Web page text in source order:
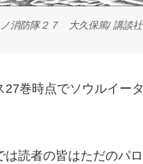
消防隊２７ 大久保篤/‎ 講談
27巻時点でソウルイー
は読者の皆はただのパ